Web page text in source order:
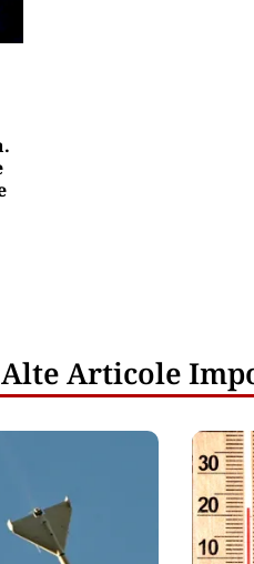
Alte Articole